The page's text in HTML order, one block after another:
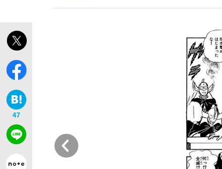
「敗因分析は一切聞かれなかった」侍ジャ
「目標達成できなかったからと言って…」
47